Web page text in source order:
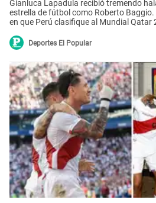
Gianluca Lapadula recibió tremendo
estrella de fútbol como Roberto
en que Perú clasifique al Mundial Qatar
Deportes El Popular